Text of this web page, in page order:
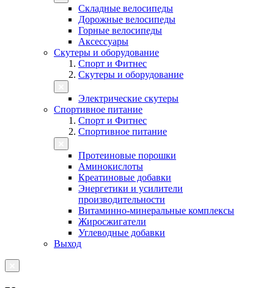
Складные велосипеды
Дорожные велосипеды
Горные велосипеды
Аксессуары
Скутеры и оборудование
Спорт и Фитнес
Скутеры и оборудование
Электрические скутеры
Спортивное питание
Спорт и Фитнес
Спортивное питание
Протеиновые порошки
Аминокислоты
Креатиновые добавки
Энергетики и усилители
производительности
Витаминно-минеральные комплексы
Жиросжигатели
Углеводные добавки
Выход